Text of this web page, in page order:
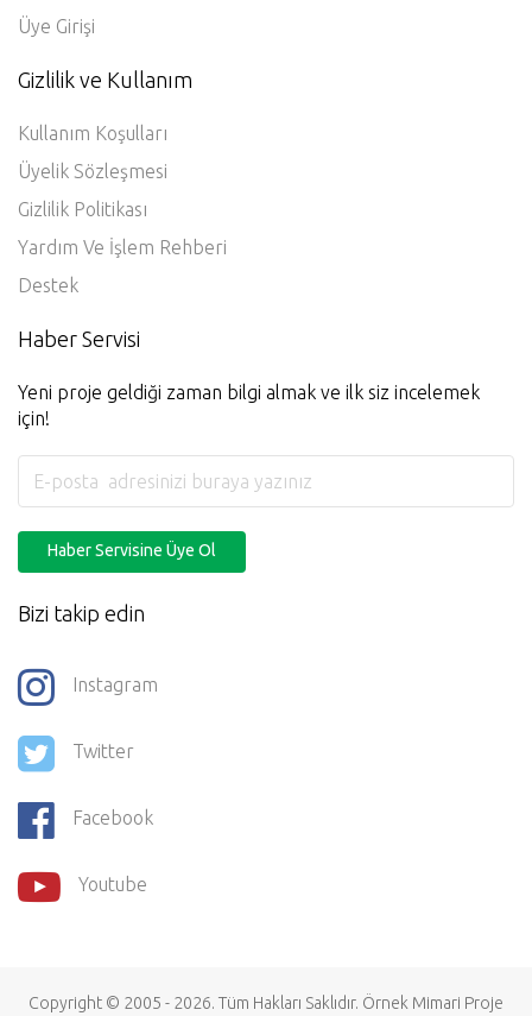
Üye Girişi
Gizlilik ve Kullanım
Kullanım Koşulları
Üyelik Sözleşmesi
Gizlilik Politikası
Yardım Ve İşlem Rehberi
Destek
Haber Servisi
Yeni proje geldiği zaman bilgi almak ve ilk siz incelemek
için!
Haber Servisine Üye Ol
Bizi takip edin
Instagram
Twitter
Facebook
Youtube
Copyright © 2005 - 2026. Tüm Hakları Saklıdır. Örnek Mimari Proje